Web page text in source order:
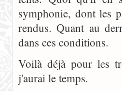
symphonie, dont les
rendus. Quant au
dans ces conditions.
Voilà déjà pour les
j'aurai le temps.